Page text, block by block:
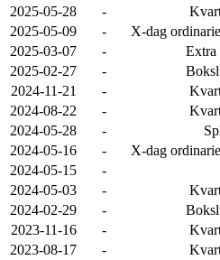
2025-05-28
-
2025-05-09
-
X-dag
2025-03-07
-
Extra
2025-02-27
-
2024-11-21
-
2024-08-22
-
2024-05-28
-
2024-05-16
-
X-dag
2024-05-15
-
2024-05-03
-
2024-02-29
-
2023-11-16
-
2023-08-17
-